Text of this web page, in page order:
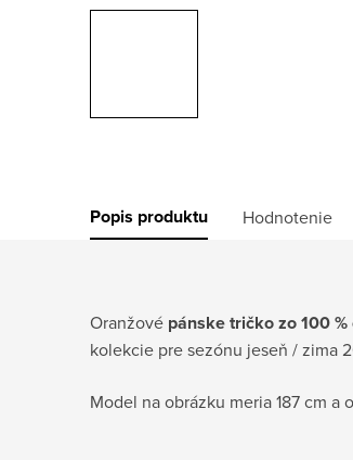
Popis produktu Hodnotenie
Oranžové pánske tričko zo 100
kolekcie pre sezónu jeseň / zima
Model na obrázku meria 187 cm a